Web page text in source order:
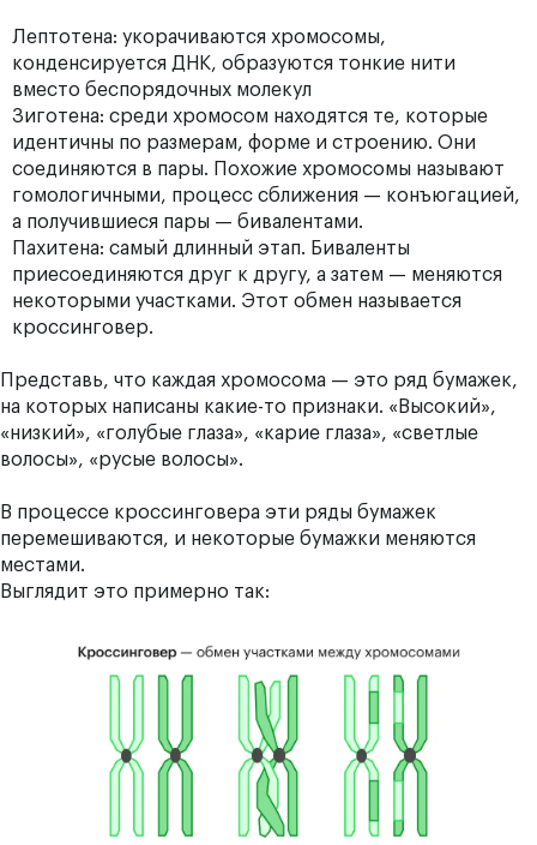
Лептотена: укорачиваются хромосомы,
конденсируется ДНК, образуются тонкие нити
вместо беспорядочных молекул
Зиготена: среди хромосом находятся те, которые
идентичны по размерам, форме и строению. Они
соединяются в пары. Похожие хромосомы называют
гомологичными, процесс сближения — конъюгацией,
а получившиеся пары — бивалентами.
Пахитена: самый длинный этап. Биваленты
приесоединяются друг к другу, а затем — меняются
некоторыми участками. Этот обмен называется
кроссинговер.
Представь, что каждая хромосома — это ряд бумажек,
на которых написаны какие-то признаки. «Высокий»,
«низкий», «голубые глаза», «карие глаза», «светлые
волосы», «русые волосы».
В процессе кроссинговера эти ряды бумажек
перемешиваются, и некоторые бумажки меняются
местами.
Выглядит это примерно так: